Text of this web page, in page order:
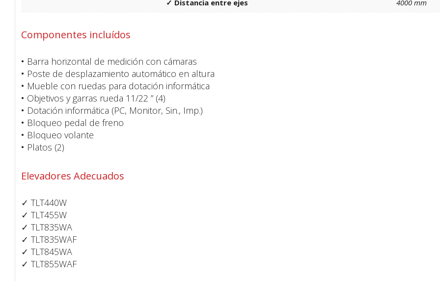
✓ Distancia entre ejes
4000 mm
Componentes incluídos
• Barra horizontal de medición con cámaras
• Poste de desplazamiento automático en altura
• Mueble con ruedas para dotación informática
• Objetivos y garras rueda 11/22 ” (4)
• Dotación informática (PC, Monitor, Sin., Imp.)
• Bloqueo pedal de freno
• Bloqueo volante
• Platos (2)
Elevadores Adecuados
✓ TLT440W
✓ TLT455W
✓ TLT835WA
✓ TLT835WAF
✓ TLT845WA
✓ TLT855WAF